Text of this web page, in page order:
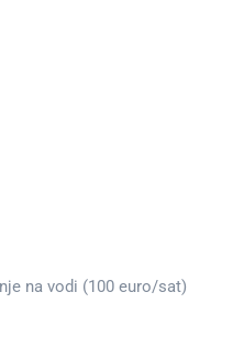
na vodi (100 euro/sat)